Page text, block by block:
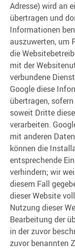
Adresse) wird an
übertragen und
Informationen
auszuwerten, um
die
mit der
verbundene
Google diese
übertragen,
soweit Dritte
verarbeiten.
mit anderen
können die
entsprechende
verhindern; wir
diesem Fall
dieser Website
Nutzung dieser
Bearbeitung der
in der zuvor
zuvor benannten